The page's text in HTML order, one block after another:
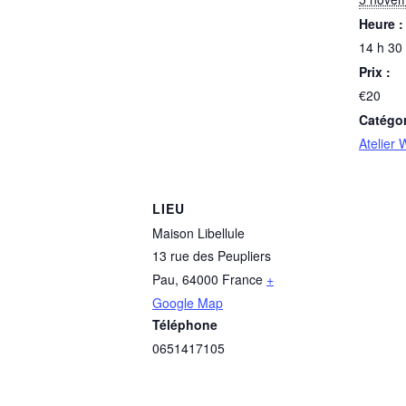
Heure :
14 h
Prix :
€20
Atelier
LIEU
Maison Libellule
13 rue des Peupliers
Pau, 64000 France +
Google Map
Téléphone
0651417105